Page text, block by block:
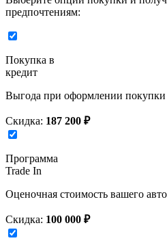
предпочтениям:
Покупка в
кредит
Выгода при оформлении покупки
Скидка: 187 200 ₽
Программа
Trade In
Оценочная стоимость вашего
Скидка: 100 000 ₽